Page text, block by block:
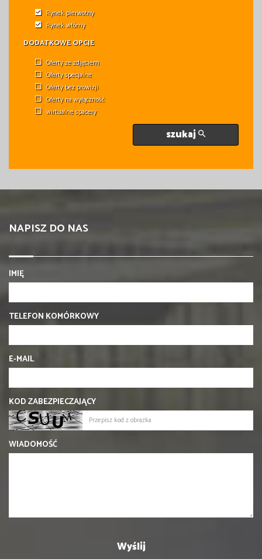
Rynek pierwotny
Rynek wtórny
DODATKOWE OPCJE
Oferty ze zdjęciem
Oferty specjalne
Oferty bez prowizji
Oferty na wyłączność
wirtualne spacery
szukaj
NAPISZ DO NAS
IMIĘ
TELEFON KOMÓRKOWY
E-MAIL
KOD ZABEZPIECZAJĄCY
WIADOMOŚĆ